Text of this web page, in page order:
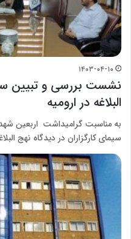
۱۴۰۳-۰۴-۱۰
نشست بررسی و تبیین
البلاغه در ارومیه
به مناسبت گرامیداشت اربعین
سیمای کارگزاران در دیدگاه نهج